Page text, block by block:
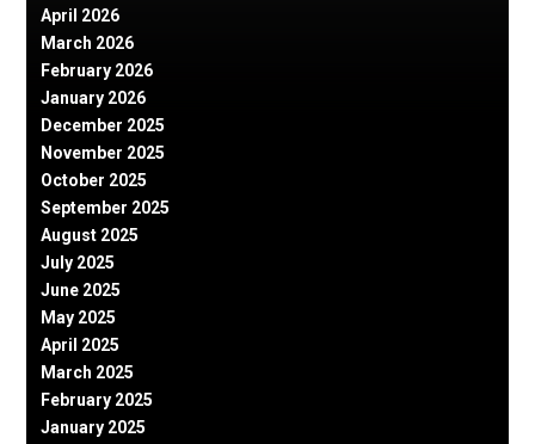
April 2026
March 2026
February 2026
January 2026
December 2025
November 2025
October 2025
September 2025
August 2025
July 2025
June 2025
May 2025
April 2025
March 2025
February 2025
January 2025